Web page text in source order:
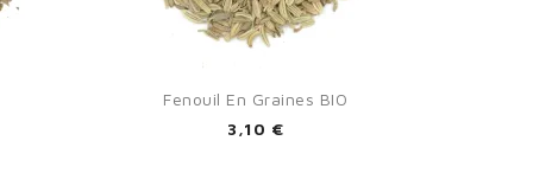
Aperçu rapide
Fenouil En Graines BIO
3,10 €